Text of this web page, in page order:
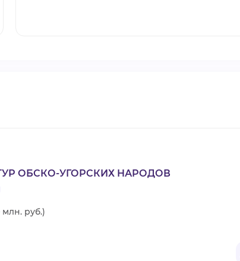
ОБСКО-УГОРСКИХ НАРОДОВ
млн. руб.)